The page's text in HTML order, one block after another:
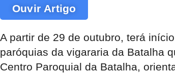
Ouvir Artigo
A partir de 29 de outubro, terá
paróquias da vigararia da Batalha
Centro Paroquial da Batalha,